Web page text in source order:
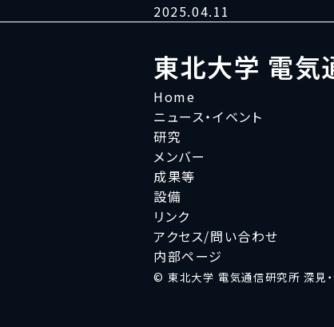
2025.04.11
東北大学 電気
Home
ニュース・イベント
研究
メンバー
成果等
設備
リンク
アクセス/問い合わせ
内部ページ
© 東北大学 電気通信研究所 深見